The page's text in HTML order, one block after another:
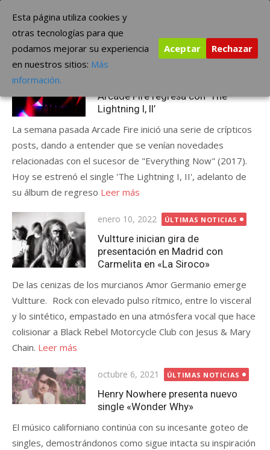
contenido
The Borderline Music
Etiqueta:alternativo
Arcade Fire regresa con ‘The
Lightning I, II’
La semana pasada Arcade Fire inició una serie de crípticos
posts, dando a entender que se venían novedades
relacionadas con el sucesor de "Everything Now" (2017).
Hoy se estrenó el single 'The Lightning I, II', adelanto de
su álbum de regreso Leer más
Publicada
el
enero 10, 2022 ÚLTIMAS NOTICIAS
Vultture inician gira de
presentación en Madrid con
Carmelita en «La Siroco»
De las cenizas de los murcianos Amor Germanio emerge
Vultture. Rock con elevado pulso rítmico, entre lo visceral
y lo sintético, empastado en una atmósfera vocal que hace
colisionar a Black Rebel Motorcycle Club con Jesus & Mary
Chain. Leer más
Publicada
el
octubre 6, 2021 ÚLTIMAS NOTICIAS
Henry Nowhere presenta nuevo
single «Wonder Why»
El músico californiano continúa con su incesante goteo de
singles, demostrándonos como sigue intacta su inspiración
Esta página utiliza cookies y
otras tecnologías para que
podamos mejorar su experiencia
en nuestros sitios: Más
información.
Aceptar Rechazar